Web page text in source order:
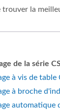
trouver la
de la série
à vis de table
à broche
automatique